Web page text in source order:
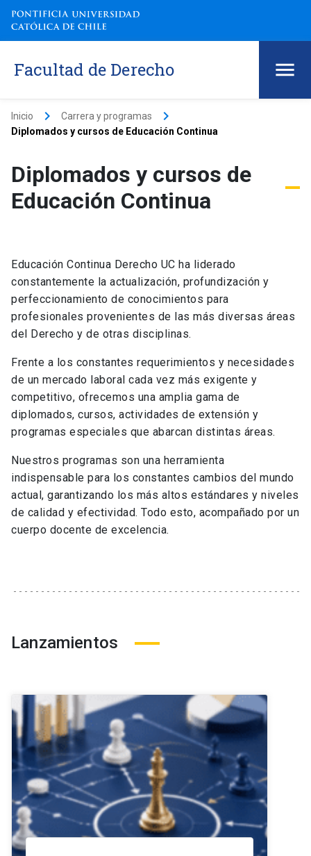
Facultad de Derecho
Inicio keyboard_arrow_right Carrera y programas keyboard_arrow_right
Diplomados y cursos de Educación Continua
Diplomados y cursos de
Educación Continua
Educación Continua Derecho UC ha liderado
constantemente la actualización, profundización y
perfeccionamiento de conocimientos para
profesionales provenientes de las más diversas áreas
del Derecho y de otras disciplinas.
Frente a los constantes requerimientos y necesidades
de un mercado laboral cada vez más exigente y
competitivo, ofrecemos una amplia gama de
diplomados, cursos, actividades de extensión y
programas especiales que abarcan distintas áreas.
Nuestros programas son una herramienta
indispensable para los constantes cambios del mundo
actual, garantizando los más altos estándares y niveles
de calidad y efectividad. Todo esto, acompañado por un
cuerpo docente de excelencia.
Lanzamientos